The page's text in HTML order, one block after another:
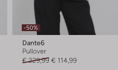
-50%
Dante6
Pullover
€ 229,99 € 114,99